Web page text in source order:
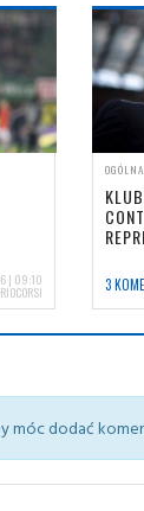
| 09:10
OGÓLNA
3
móc dodać